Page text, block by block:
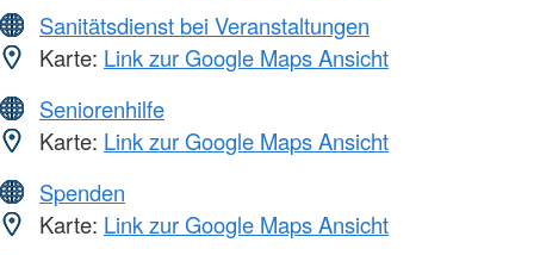
Sanitätsdienst bei Veranstaltungen
Karte: Link zur Google Maps Ansicht
Seniorenhilfe
Karte: Link zur Google Maps Ansicht
Spenden
Karte: Link zur Google Maps Ansicht